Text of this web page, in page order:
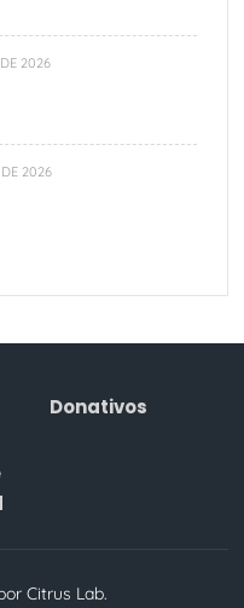
2026
2026
Donativos
Citrus Lab.